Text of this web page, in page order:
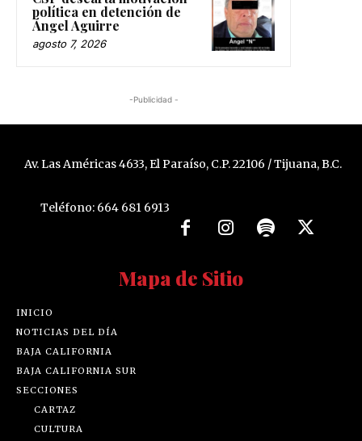
política en detención de
Ángel Aguirre
agosto 7, 2026
-Publicidad -
Av. Las Américas 4633, El Paraíso, C.P. 22106 / Tijuana, B.C.
Teléfono: 664 681 6913
Mapa de Sitio
INICIO
NOTICIAS DEL DÍA
BAJA CALIFORNIA
BAJA CALIFORNIA SUR
SECCIONES
CARTAZ
CULTURA